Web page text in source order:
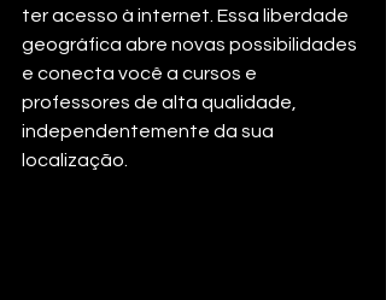
ter acesso à internet. Essa liberdade
geográfica abre novas possibilidades
e conecta você a cursos e
professores de alta qualidade,
independentemente da sua
localização.